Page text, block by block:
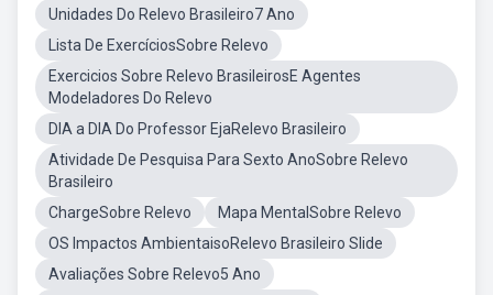
Unidades Do Relevo Brasileiro7 Ano
Lista De ExercíciosSobre Relevo
Exercicios Sobre Relevo BrasileirosE Agentes
Modeladores Do Relevo
DIA a DIA Do Professor EjaRelevo Brasileiro
Atividade De Pesquisa Para Sexto AnoSobre Relevo
Brasileiro
ChargeSobre Relevo
Mapa MentalSobre Relevo
OS Impactos AmbientaisoRelevo Brasileiro Slide
Avaliações Sobre Relevo5 Ano